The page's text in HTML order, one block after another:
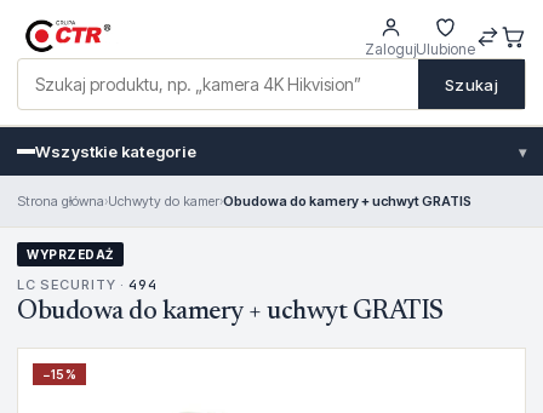
Szukaj
ZalogujUlubione
Wszystkie kategorie ▾
Strona główna›Uchwyty do kamer›Obudowa do kamery + uchwyt GRATIS
WYPRZEDAŻ
LC SECURITY · 494
Obudowa do kamery + uchwyt GRATIS
−15%